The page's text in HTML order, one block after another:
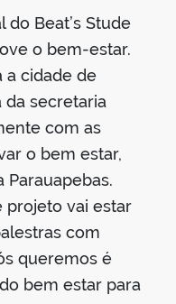
do Beat’s Stude
o bem-estar.
a cidade de
da secretaria
com as
o bem estar,
projeto vai estar
com
queremos é
bem estar para